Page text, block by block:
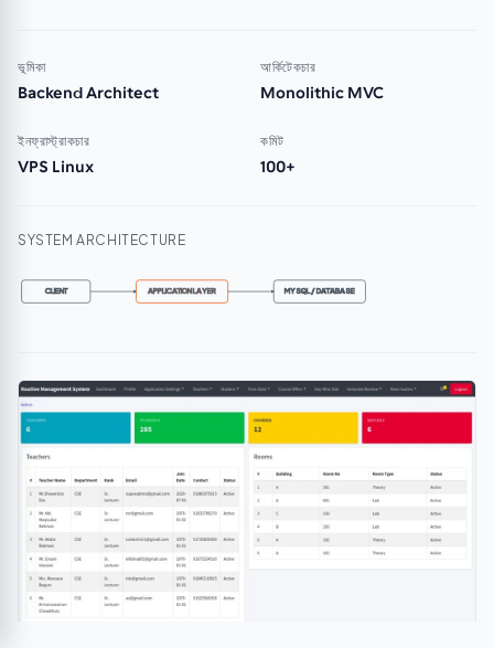
ভূমিকা
Backend Architect
আর্কিটেকচার
Monolithic MVC
ইনফ্রাস্ট্রাকচার
VPS Linux
কমিট
100+
SYSTEM ARCHITECTURE
CLIENT APPLICATION LAYER MYSQL / DATABASE